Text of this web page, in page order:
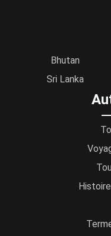
Bhutan
Sri Lanka